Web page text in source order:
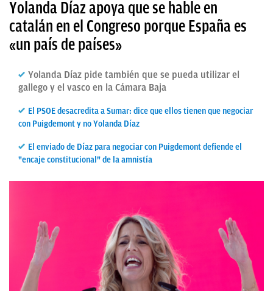
Yolanda Díaz apoya que se hable en
catalán en el Congreso porque España es
«un país de países»
Yolanda Díaz pide también que se pueda utilizar el
gallego y el vasco en la Cámara Baja
El PSOE desacredita a Sumar: dice que ellos tienen que negociar
con Puigdemont y no Yolanda Díaz
El enviado de Díaz para negociar con Puigdemont defiende el
"encaje constitucional" de la amnistía